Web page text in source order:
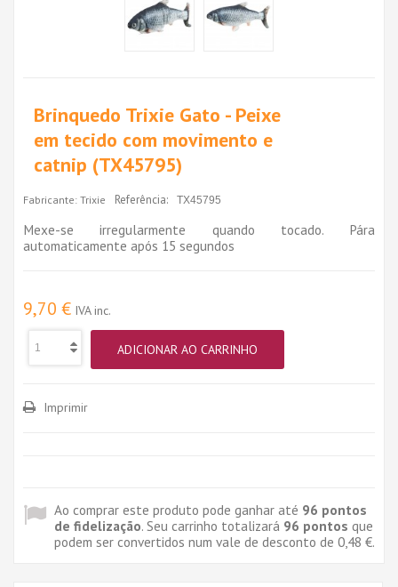
Brinquedo Trixie Gato - Peixe
em tecido com movimento e
catnip (TX45795)
Fabricante: Trixie Referência: TX45795
Mexe-se irregularmente quando tocado. Pára
automaticamente após 15 segundos
9,70 € IVA inc.
ADICIONAR AO CARRINHO
Imprimir
Ao comprar este produto pode ganhar até 96 pontos
de fidelização. Seu carrinho totalizará 96 pontos que
podem ser convertidos num vale de desconto de 0,48 €.